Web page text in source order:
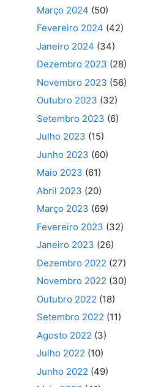
Março 2024 (50)
Fevereiro 2024 (42)
Janeiro 2024 (34)
Dezembro 2023 (28)
Novembro 2023 (56)
Outubro 2023 (32)
Setembro 2023 (6)
Julho 2023 (15)
Junho 2023 (60)
Maio 2023 (61)
Abril 2023 (20)
Março 2023 (69)
Fevereiro 2023 (32)
Janeiro 2023 (26)
Dezembro 2022 (27)
Novembro 2022 (30)
Outubro 2022 (18)
Setembro 2022 (11)
Agosto 2022 (3)
Julho 2022 (10)
Junho 2022 (49)